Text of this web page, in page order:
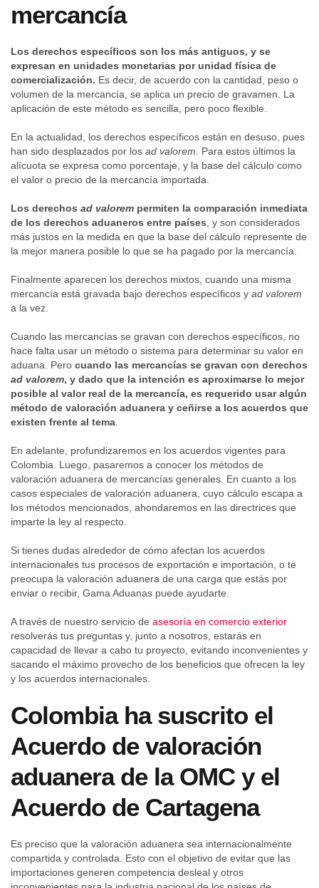
mercancía
Los derechos específicos son los más antiguos, y se
expresan en unidades monetarias por unidad física de
comercialización. Es decir, de acuerdo con la cantidad, peso o
volumen de la mercancía, se aplica un precio de gravamen. La
aplicación de este método es sencilla, pero poco flexible.
En la actualidad, los derechos específicos están en desuso, pues
han sido desplazados por los ad valorem . Para estos últimos la
alícuota se expresa como porcentaje, y la base del cálculo como
el valor o precio de la mercancía importada.
Los derechos ad valorem permiten la comparación inmediata
de los derechos aduaneros entre países , y son considerados
más justos en la medida en que la base del cálculo represente de
la mejor manera posible lo que se ha pagado por la mercancía.
Finalmente aparecen los derechos mixtos, cuando una misma
mercancía está gravada bajo derechos específicos y ad valorem
a la vez.
Cuando las mercancías se gravan con derechos específicos, no
hace falta usar un método o sistema para determinar su valor en
aduana. Pero cuando las mercancías se gravan con derechos
ad valorem, y dado que la intención es aproximarse lo mejor
posible al valor real de la mercancía, es requerido usar algún
método de valoración aduanera y ceñirse a los acuerdos que
existen frente al tema
En adelante, profundizaremos en los acuerdos vigentes para
Colombia. Luego, pasaremos a conocer los métodos de
valoración aduanera de mercancías generales. En cuanto a los
casos especiales de valoración aduanera, cuyo cálculo escapa a
los métodos mencionados, ahondaremos en las directrices que
imparte la ley al respecto.
Si tienes dudas alrededor de cómo afectan los acuerdos
internacionales tus procesos de exportación e importación, o te
preocupa la valoración aduanera de una carga que estás por
enviar o recibir, Gama Aduanas puede ayudarte.
A través de nuestro servicio de asesoría en comercio exterior
resolverás tus preguntas y, junto a nosotros, estarás en
capacidad de llevar a cabo tu proyecto, evitando inconvenientes y
sacando el máximo provecho de los beneficios que ofrecen la ley
y los acuerdos internacionales.
Colombia ha suscrito el
Acuerdo de valoración
aduanera de la OMC y el
Acuerdo de Cartagena
Es preciso que la valoración aduanera sea internacionalmente
compartida y controlada. Esto con el objetivo de evitar que las
importaciones generen competencia desleal y otros